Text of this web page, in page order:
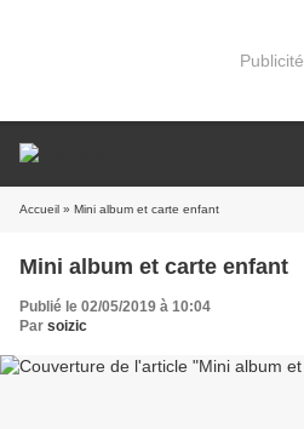
Publicité
Accueil » Mini album et carte enfant
Mini album et carte enfant
Publié le 02/05/2019 à 10:04
Par soizic